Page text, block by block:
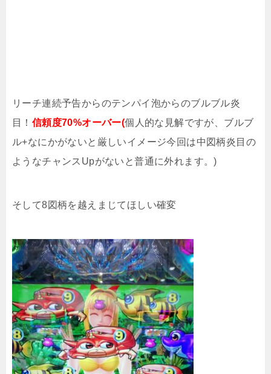
リーチ連続予告からのテンパイ泡からのブルブル炎
目！ 信頼度70%オーバー(個人的な見解ですが、ブルブ
ル+なにかがないと厳しいイメージ今回は中図柄炎目の
ようなチャンスUpがないと普通に外れます。)
そして8図柄を越えまじてほしい確変